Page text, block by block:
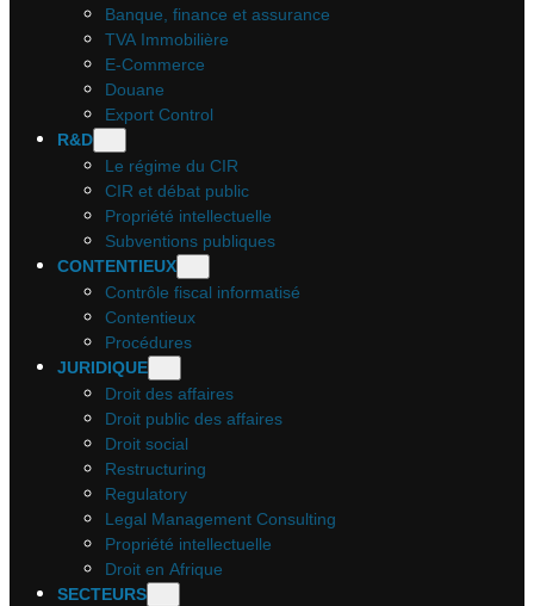
Banque, finance et assurance
TVA Immobilière
E-Commerce
Douane
Export Control
R&D
Le régime du CIR
CIR et débat public
Propriété intellectuelle
Subventions publiques
CONTENTIEUX
Contrôle fiscal informatisé
Contentieux
Procédures
JURIDIQUE
Droit des affaires
Droit public des affaires
Droit social
Restructuring
Regulatory
Legal Management Consulting
Propriété intellectuelle
Droit en Afrique
SECTEURS